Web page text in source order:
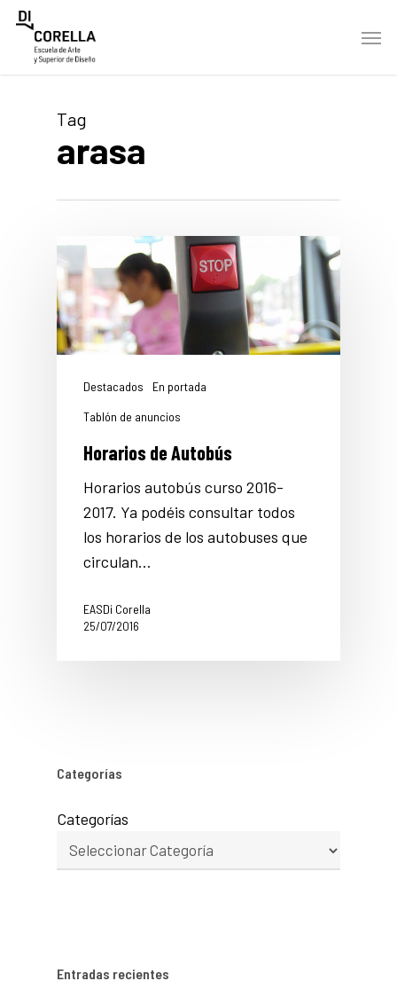
Skip
Menu
Tag
arasa
Destacados
En portada
Tablón de anuncios
Horarios de Autobús
Horarios autobús curso 2016-
2017. Ya podéis consultar todos
los horarios de los autobuses que
circulan…
EASDi Corella
25/07/2016
Categorías
Categorías
Entradas recientes